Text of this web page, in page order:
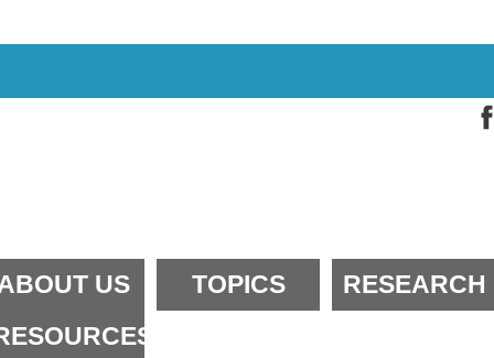
US TOPICS
RESEARCH